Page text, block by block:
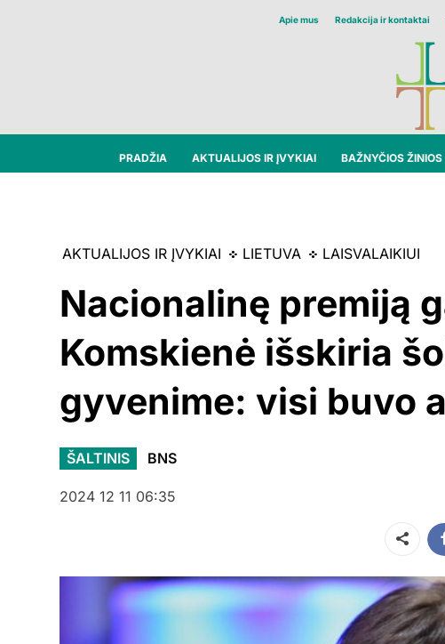
Apie mus Redakcija ir kontaktai
PRADŽIA AKTUALIJOS IR ĮVYKIAI BAŽNYČIOS ŽINIOS
AKTUALIJOS IR ĮVYKIAI LIETUVA LAISVALAIKIUI
Nacionalinę premiją
Komskienė išskiria
gyvenime: visi buvo
ŠALTINIS BNS
2024 12 11 06:35